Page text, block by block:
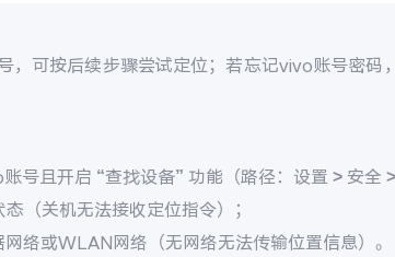
，可按后续步骤尝试定位；若忘记vivo账号密码
号且开启 “查找设备” 功能（路径：设置 > 安全 >
（关机无法接收定位指令）；
络或WLAN网络（无网络无法传输位置信息）。